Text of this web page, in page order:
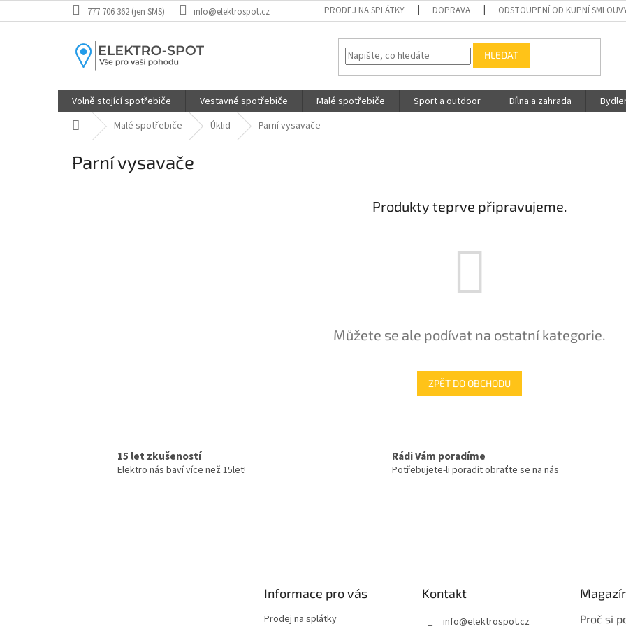
na
777 706 362 (jen SMS) info@elektrospot.cz PRODEJ NA SPLÁTKY DOPRAVA ODSTOUPENÍ OD KUPNÍ
HLEDAT
Volně stojící spotřebiče Vestavné spotřebiče Malé spotřebiče Sport a outdoor Dílna a zahrada
Domů Malé spotřebiče Úklid Parní vysavače
Parní vysavače
Produkty teprve připravujeme.
Můžete se ale podívat na ostatní kategorie.
ZPĚT DO OBCHODU
15 let zkušeností
Elektro nás baví více než 15let!
Rádi Vám poradíme
Potřebujete-li poradit obraťte se na nás
Informace pro vás
Prodej na splátky
Kontakt
info@elektrospot.cz
Proč si